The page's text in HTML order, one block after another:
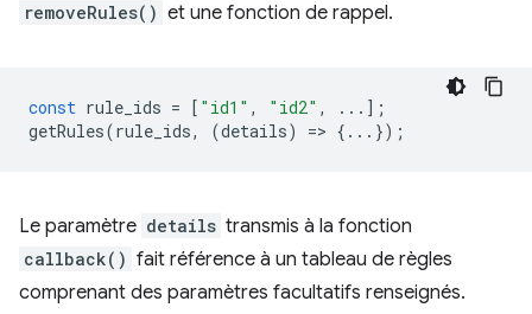
removeRules() et une fonction de rappel.
const rule_ids = [ "id1" , "id2" ,
...];
getRules(rule_ids, (details) => {...});
Le paramètre details transmis à la fonction
callback() fait référence à un tableau de règles
comprenant des paramètres facultatifs renseignés.